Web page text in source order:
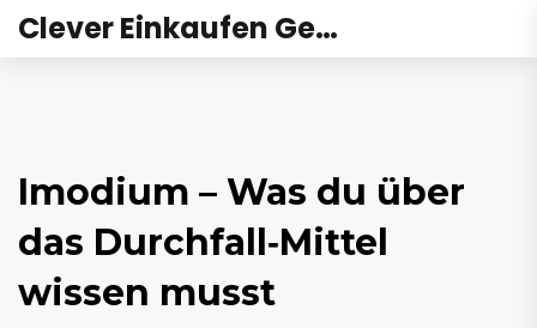
Clever Einkaufen Gesundheit
Imodium – Was du über
das Durchfall‑Mittel
wissen musst